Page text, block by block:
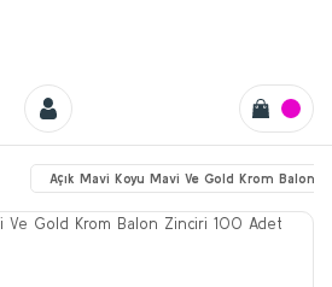
Açık Mavi Koyu Mavi Ve Gold Krom Balon